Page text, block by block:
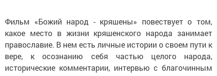
Фильм «Божий народ - кряшены» повествует о том,
какое место в жизни кряшенского народа занимает
православие. В нем есть личные истории о своем пути к
вере, к осознанию себя частью целого народа,
исторические комментарии, интервью с благочинным